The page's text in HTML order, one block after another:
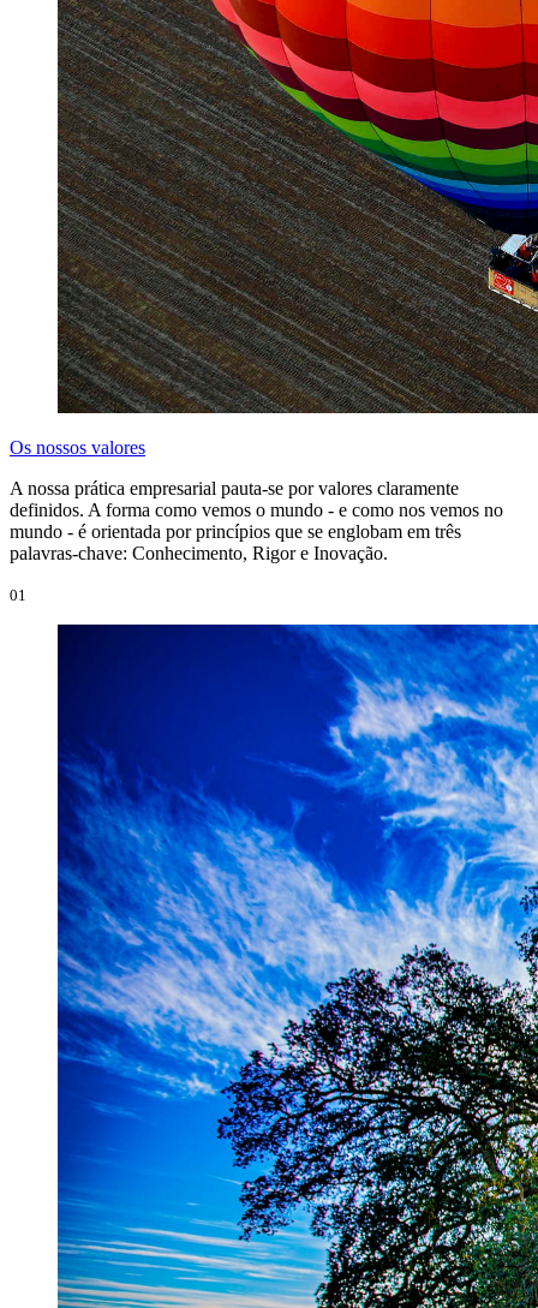
Os nossos valores
A nossa prática empresarial pauta-se por valores claramente
definidos. A forma como vemos o mundo - e como nos vemos no
mundo - é orientada por princípios que se englobam em três
palavras-chave: Conhecimento, Rigor e Inovação.
01